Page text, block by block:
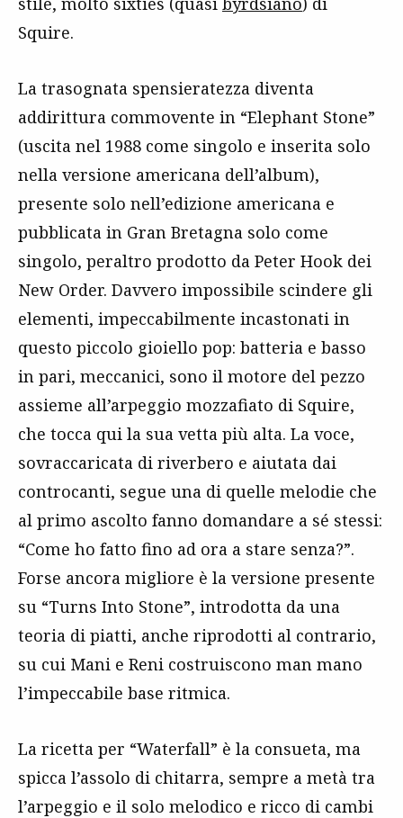
Squire.
La trasognata spensieratezza diventa
addirittura commovente in “Elephant Stone”
(uscita nel 1988 come singolo e inserita solo
nella versione americana dell’album),
presente solo nell’edizione americana e
pubblicata in Gran Bretagna solo come
singolo, peraltro prodotto da Peter Hook dei
New Order. Davvero impossibile scindere gli
elementi, impeccabilmente incastonati in
questo piccolo gioiello pop: batteria e basso
in pari, meccanici, sono il motore del pezzo
assieme all’arpeggio mozzafiato di Squire,
che tocca qui la sua vetta più alta. La voce,
sovraccaricata di riverbero e aiutata dai
controcanti, segue una di quelle melodie che
al primo ascolto fanno domandare a sé stessi:
“Come ho fatto fino ad ora a stare senza?”.
Forse ancora migliore è la versione presente
su “Turns Into Stone”, introdotta da una
teoria di piatti, anche riprodotti al contrario,
su cui Mani e Reni costruiscono man mano
l’impeccabile base ritmica.
La ricetta per “Waterfall” è la consueta, ma
spicca l’assolo di chitarra, sempre a metà tra
l’arpeggio e il solo melodico e ricco di cambi